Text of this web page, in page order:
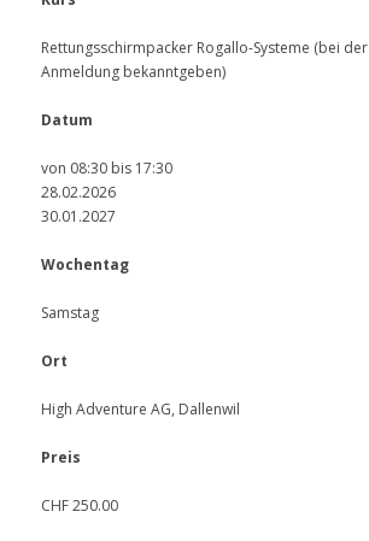
Rettungsschirmpacker Rogallo-Systeme (bei der
Anmeldung bekanntgeben)
Datum
von 08:30 bis 17:30
28.02.2026
30.01.2027
Wochentag
Samstag
Ort
High Adventure AG, Dallenwil
Preis
CHF 250.00